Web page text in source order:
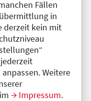
Fällen
in
derzeit kein mit
Weitere
Impressum.
Sie
hier.